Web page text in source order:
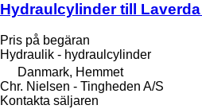
Hydraulcylinder till
Pris på begäran
Hydraulik - hydraulcylinder
Danmark, Hemmet
Chr. Nielsen - Tingheden A/S
Kontakta säljaren